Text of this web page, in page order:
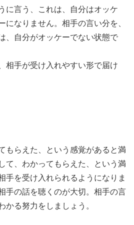
に言う、これは、自分はオッケ
になりません。相手の言い分を、
、自分がオッケーでない状態で
相手が受け入れやすい形で届け
もらえた、という感覚があると満
て、わかってもらえた、という満
手を受け入れられるようになりま
手の話を聴くのが大切。相手の言
かる努力をしましょう。